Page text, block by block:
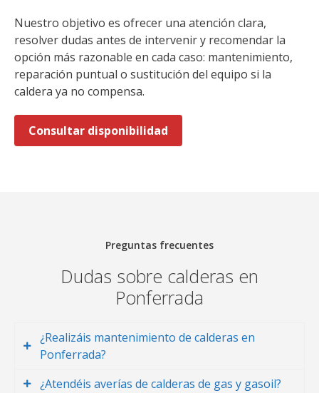
Nuestro objetivo es ofrecer una atención clara,
resolver dudas antes de intervenir y recomendar la
opción más razonable en cada caso: mantenimiento,
reparación puntual o sustitución del equipo si la
caldera ya no compensa.
Consultar disponibilidad
Preguntas frecuentes
Dudas sobre calderas en
Ponferrada
¿Realizáis mantenimiento de calderas en
Ponferrada?
¿Atendéis averías de calderas de gas y gasoil?